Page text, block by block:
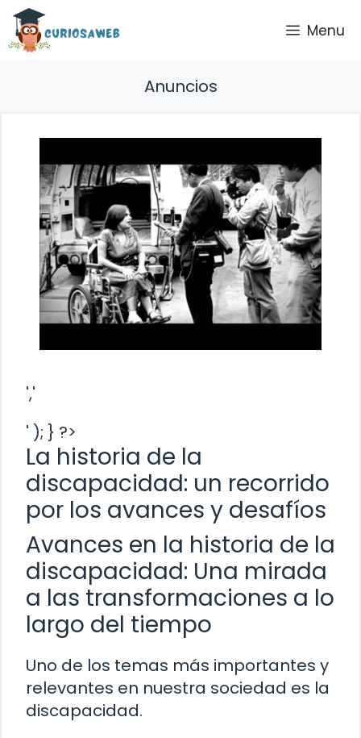
Saltar
contenido
Menu
Anuncios
','
' ); } ?>
La historia de la
discapacidad: un recorrido
por los avances y desafíos
Avances en la historia de la
discapacidad: Una mirada
a las transformaciones a lo
largo del tiempo
Uno de los temas más importantes y
relevantes en nuestra sociedad es la
discapacidad.